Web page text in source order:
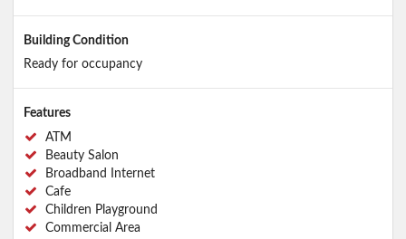
Building Condition
Ready for occupancy
Features
ATM
Beauty Salon
Broadband Internet
Cafe
Children Playground
Commercial Area